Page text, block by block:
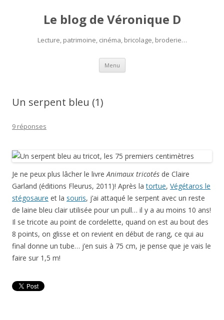
Le blog de Véronique D
Lecture, patrimoine, cinéma, bricolage, broderie…
Menu Aller
contenu
Un serpent bleu (1)
9 réponses
Je ne peux plus lâcher le livreAnimaux tricotés de Claire
Garland (éditions Fleurus, 2011)! Après latortue, Végétaros le
stégosaure et la souris, j’ai attaqué le serpent avec un reste
de laine bleu clair utilisée pour un pull… il y a au moins 10 ans!
Il se tricote au point de cordelette, quand on est au bout des
8 points, on glisse et on revient en début de rang, ce qui au
final donne un tube… j’en suis à 75 cm, je pense que je vais le
faire sur 1,5 m!